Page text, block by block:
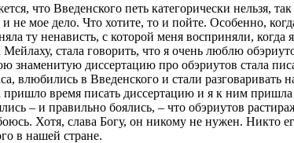
что Введенского петь категорически нельзя,
не мое дело. Что хотите, то и пойте. Особенно,
ту ненависть, с которой меня восприняли,
стала говорить, что я очень люблю
знаменитую диссертацию про обэриутов стала
влюбились в Введенского и стали разговаривать
пришло время писать диссертацию и я к ним
– и правильно боялись, – что обэриутов
Хотя, слава Богу, он никому не нужен.
в нашей стране.